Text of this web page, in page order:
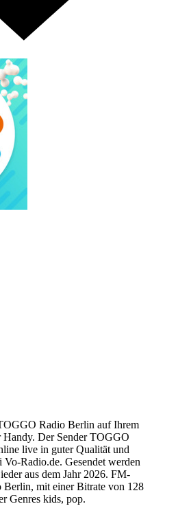
Radio Berlin auf Ihrem
Handy. Der Sender TOGGO
live in guter Qualität und
Vo-Radio.de. Gesendet werden
aus dem Jahr 2026. FM-
mit einer Bitrate von 128
Genres kids, pop.